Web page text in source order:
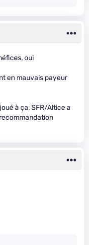
oui
en mauvais payeur
à ça, SFR/Altice a